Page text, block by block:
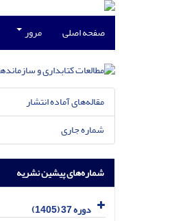
صفحه اصلی مرور
مقاله‌های آماده انتشار
شماره جاری
شماره‌های پیشین نشریه
دوره 37 (1405)